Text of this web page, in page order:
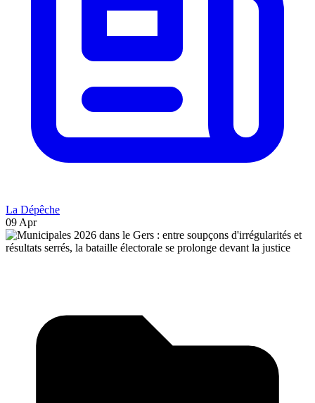
La Dépêche
09 Apr